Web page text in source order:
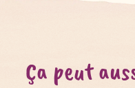
Ça peut